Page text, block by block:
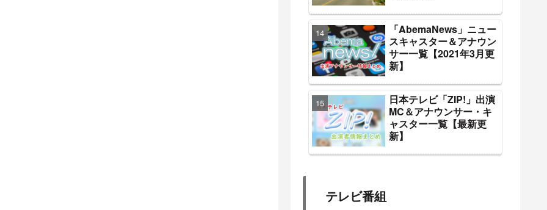
「AbemaNews」ニュー
スキャスター＆アナウン
サー一覧【2021年3月更
新】
日本テレビ「ZIP!」出演
MC＆アナウンサー・キ
ャスター一覧【最新更
新】
テレビ番組